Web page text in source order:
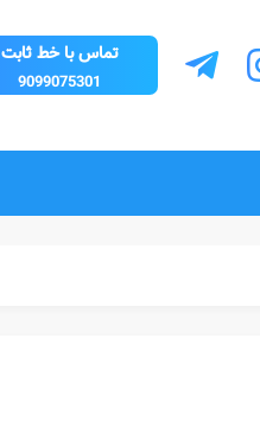
تماس با خط ثابت
9099075301